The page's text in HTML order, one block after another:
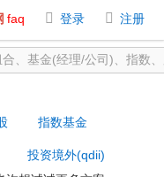
电竞
faq 登录 注册
指数基金
投资境外(qdii)